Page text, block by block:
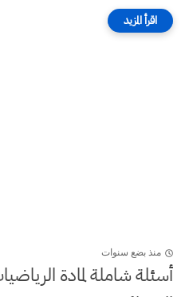
منذ بضع سنوات
أسئلة شاملة لمادة